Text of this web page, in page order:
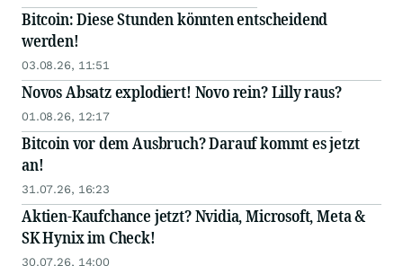
Bitcoin: Diese Stunden könnten entscheidend
werden!
03.08.26, 11:51
Novos Absatz explodiert! Novo rein? Lilly raus?
01.08.26, 12:17
Bitcoin vor dem Ausbruch? Darauf kommt es jetzt
an!
31.07.26, 16:23
Aktien-Kaufchance jetzt? Nvidia, Microsoft, Meta &
SK Hynix im Check!
30.07.26, 14:00